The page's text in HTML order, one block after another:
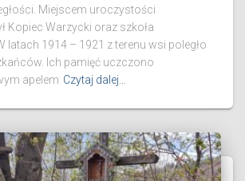
Miejscem uroczystości
Kopiec Warzycki oraz szkoła
latach 1914 – 1921 z terenu wsi poległo
Ich pamięć uczczono
apelem Czytaj dalej…